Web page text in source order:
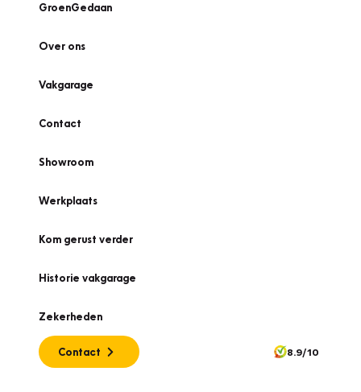
GroenGedaan
Over ons
Vakgarage
Contact
Showroom
Werkplaats
Kom gerust verder
Historie vakgarage
Zekerheden
Contact 8.9/10